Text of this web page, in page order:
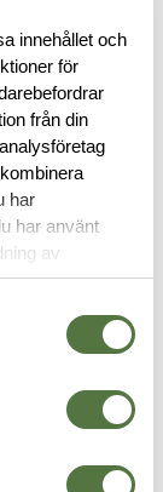
innehållet och
för
från din
har
har använt
av
av